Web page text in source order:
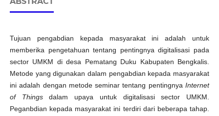
Tujuan pengabdian kepada masyarakat ini adalah untuk
memberika pengetahuan tentang pentingnya digitalisasi pada
sector UMKM di desa Pematang Duku Kabupaten Bengkalis.
Metode yang digunakan dalam pengabdian kepada masyarakat
ini adalah dengan metode seminar tentang pentingnyaInternet
of Thingsdalam upaya untuk digitalisasi sector UMKM.
Peganbdian kepada masyarakat ini terdiri dari beberapa tahap.